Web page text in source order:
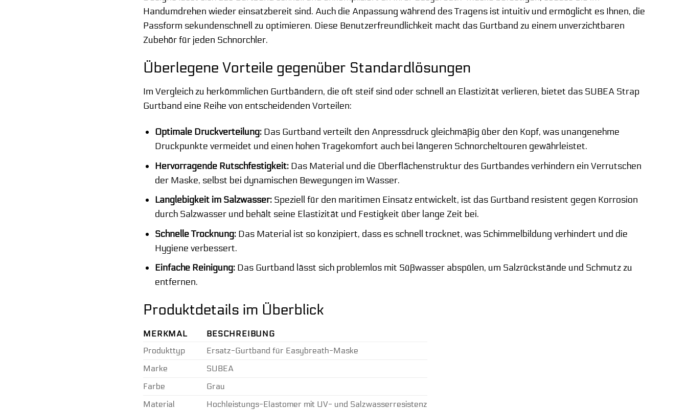
Handumdrehen wieder einsatzbereit sind. Auch die Anpassung während des Tragens ist intuitiv und ermöglicht es Ihnen, die
Passform sekundenschnell zu optimieren. Diese Benutzerfreundlichkeit macht das Gurtband zu einem unverzichtbaren
Zubehör für jeden Schnorchler.
Überlegene Vorteile gegenüber Standardlösungen
Im Vergleich zu herkömmlichen Gurtbändern, die oft steif sind oder schnell an Elastizität verlieren, bietet das SUBEA Strap
Gurtband eine Reihe von entscheidenden Vorteilen:
Optimale Druckverteilung: Das Gurtband verteilt den Anpressdruck gleichmäßig über den Kopf, was unangenehme
Druckpunkte vermeidet und einen hohen Tragekomfort auch bei längeren Schnorcheltouren gewährleistet.
Hervorragende Rutschfestigkeit: Das Material und die Oberflächenstruktur des Gurtbandes verhindern ein Verrutschen
der Maske, selbst bei dynamischen Bewegungen im Wasser.
Langlebigkeit im Salzwasser: Speziell für den maritimen Einsatz entwickelt, ist das Gurtband resistent gegen Korrosion
durch Salzwasser und behält seine Elastizität und Festigkeit über lange Zeit bei.
Schnelle Trocknung: Das Material ist so konzipiert, dass es schnell trocknet, was Schimmelbildung verhindert und die
Hygiene verbessert.
Einfache Reinigung: Das Gurtband lässt sich problemlos mit Süßwasser abspülen, um Salzrückstände und Schmutz zu
entfernen.
Produktdetails im Überblick
MERKMAL
BESCHREIBUNG
Produkttyp
Ersatz-Gurtband für Easybreath-Maske
Marke
SUBEA
Farbe
Grau
Material
Hochleistungs-Elastomer mit UV- und Salzwasserresistenz